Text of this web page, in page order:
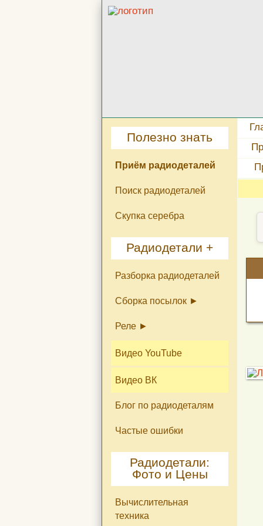
Полезно знать
Приём радиодеталей
Поиск радиодеталей
Скупка серебра
Радиодетали +
Разборка радиодеталей
Сборка посылок
Не конденсаторы КМ
Крупногабаритные
радиодетали б/у
Реле
Реле как изделия и на
лом
Реле на тех. контакты
Ag 10%, 25%, 60%, 80%,
99%
Видео YouTube
Видео ВК
Блог по радиодеталям
Частые ошибки
Радиодетали:
Фото и Цены
Вычислительная
техника